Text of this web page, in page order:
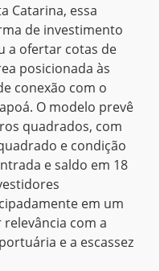
Catarina, essa
de investimento
a ofertar cotas de
posicionada às
conexão com o
O modelo prevê
quadrados, com
e condição
e saldo em 18
em um
com a
e a escassez